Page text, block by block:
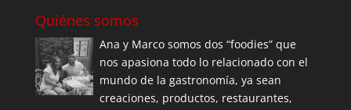
Quiénes somos
Ana y Marco somos dos “foodies” que
nos apasiona todo lo relacionado con el
mundo de la gastronomía, ya sean
creaciones, productos, restaurantes,